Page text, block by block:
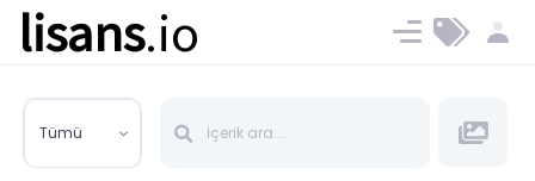
lisans.io Ücret ve Planlar
Tümü